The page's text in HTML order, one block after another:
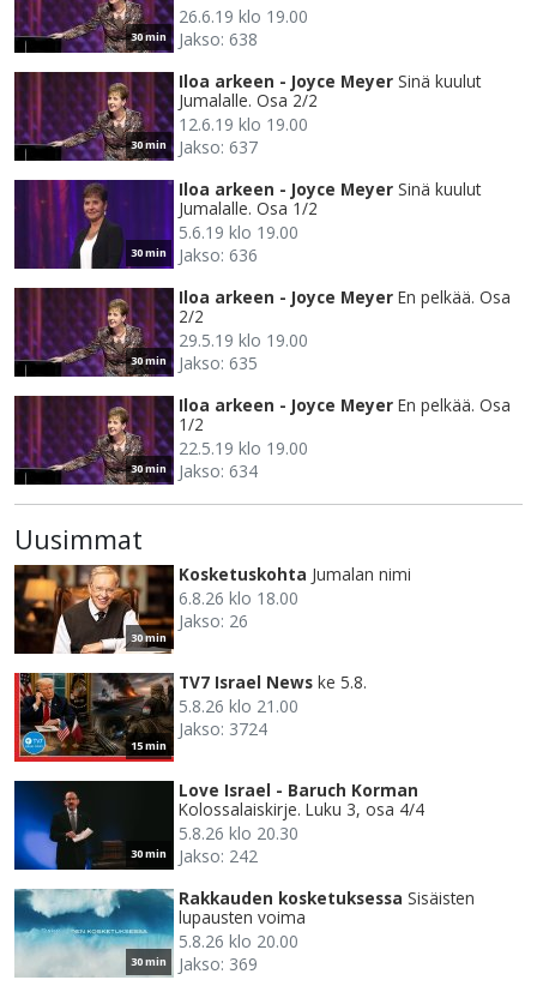
30 min
26.6.19 klo 19.00
Jakso: 638
30 min
Iloa arkeen - Joyce Meyer Sinä kuulut
Jumalalle. Osa 2/2
12.6.19 klo 19.00
Jakso: 637
30 min
Iloa arkeen - Joyce Meyer Sinä kuulut
Jumalalle. Osa 1/2
5.6.19 klo 19.00
Jakso: 636
30 min
Iloa arkeen - Joyce Meyer En pelkää. Osa
2/2
29.5.19 klo 19.00
Jakso: 635
30 min
Iloa arkeen - Joyce Meyer En pelkää. Osa
1/2
22.5.19 klo 19.00
Jakso: 634
Uusimmat
30 min
Kosketuskohta Jumalan nimi
6.8.26 klo 18.00
Jakso: 26
15 min
TV7 Israel News ke 5.8.
5.8.26 klo 21.00
Jakso: 3724
30 min
Love Israel - Baruch Korman
Kolossalaiskirje. Luku 3, osa 4/4
5.8.26 klo 20.30
Jakso: 242
30 min
Rakkauden kosketuksessa Sisäisten
lupausten voima
5.8.26 klo 20.00
Jakso: 369